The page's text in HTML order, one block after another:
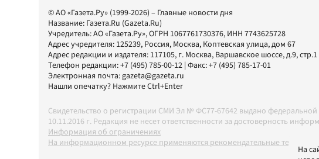
© АО «Газета.Ру» (1999-2026) – Главные новости дня
Название: Газета.Ru (Gazeta.Ru)
Учредитель:АО «Газета.Ру», ОГРН 1067761730376, ИНН 7743625728
Адрес учредителя: 125239, Россия, Москва, Коптевская улица, дом 67
Адрес редакции и издателя: 117105, г. Москва, Варшавское шоссе, д.9, стр.1
Телефон редакции:+7 (495) 785-00-12 | Факс:+7 (495) 785-17-01
Электронная почта:gazeta@gazeta.ru
Нашли опечатку? Нажмите Ctrl+Enter
Свидетельство о регистрации СМИ Эл № ФС77-67642 выдано
10.11.2016 г. Редакция не несет ответственности за достоверность
Информация об ограничениях
На информационном ресурсе применяются рекомендательные
На